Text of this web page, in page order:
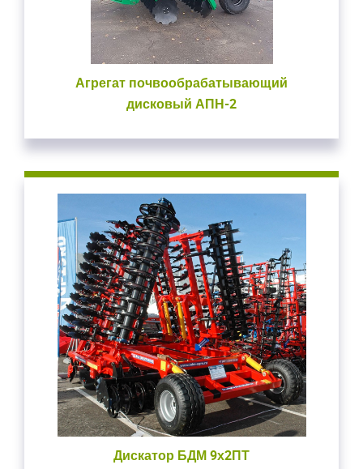
Агрегат почвообрабатывающий
дисковый АПН-2
Дискатор БДМ 9х2ПТ